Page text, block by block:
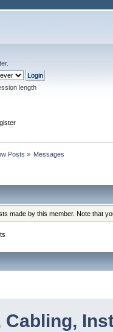
.
length
Posts » Messages
made by this member. Note that
Cabling,